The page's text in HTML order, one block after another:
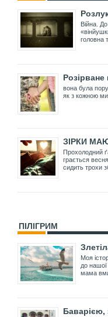
Війна.
головна
Розірване
вона була
як з кожною
ЗІРКИ
Прохолодний
грається
сидить трохи
ПІЛІГРИМ
Моя
до
мама
Баварією,